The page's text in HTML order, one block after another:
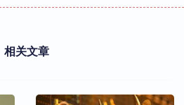
相关文章